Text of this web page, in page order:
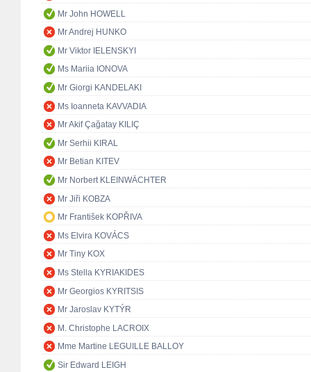
Mr John HOWELL
Mr Andrej HUNKO
Mr Viktor IELENSKYI
Ms Mariia IONOVA
Mr Giorgi KANDELAKI
Ms Ioanneta KAVVADIA
Mr Akif Çağatay KILIÇ
Mr Serhii KIRAL
Mr Betian KITEV
Mr Norbert KLEINWÄCHTER
Mr Jiři KOBZA
Mr František KOPŘIVA
Ms Elvira KOVÁCS
Mr Tiny KOX
Ms Stella KYRIAKIDES
Mr Georgios KYRITSIS
Mr Jaroslav KYTÝR
M. Christophe LACROIX
Mme Martine LEGUILLE BALLOY
Sir Edward LEIGH